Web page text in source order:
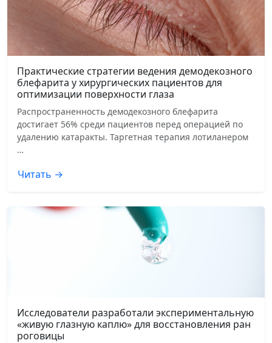
Практические стратегии ведения демодекозного
блефарита у хирургических пациентов для
оптимизации поверхности глаза
Распространенность демодекозного блефарита
достигает 56% среди пациентов перед операцией по
удалению катаракты. Таргетная терапия лотиланером
…
Читать →
Исследователи разработали экспериментальную
«живую глазную каплю» для восстановления ран
роговицы